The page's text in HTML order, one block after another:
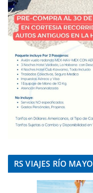
RS VIAJES RÍO MAYO